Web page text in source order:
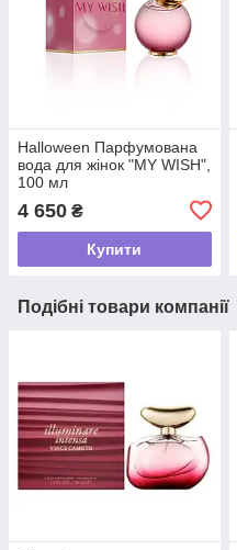
Halloween Парфумована
вода для жінок "MY WISH",
100 мл
4 650 ₴
Купити
Подібні товари компанії